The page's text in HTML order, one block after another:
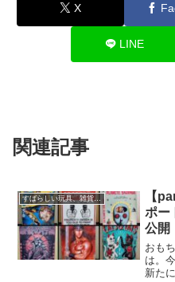
X
LINE
関連記事
【
ポー
公開
おも
は。
新た